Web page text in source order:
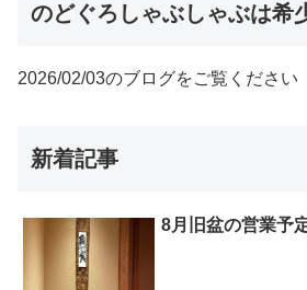
のどぐろしゃぶしゃぶは希
2026/02/03のブログをご覧ください
新着記事
8月旧盆の営業予